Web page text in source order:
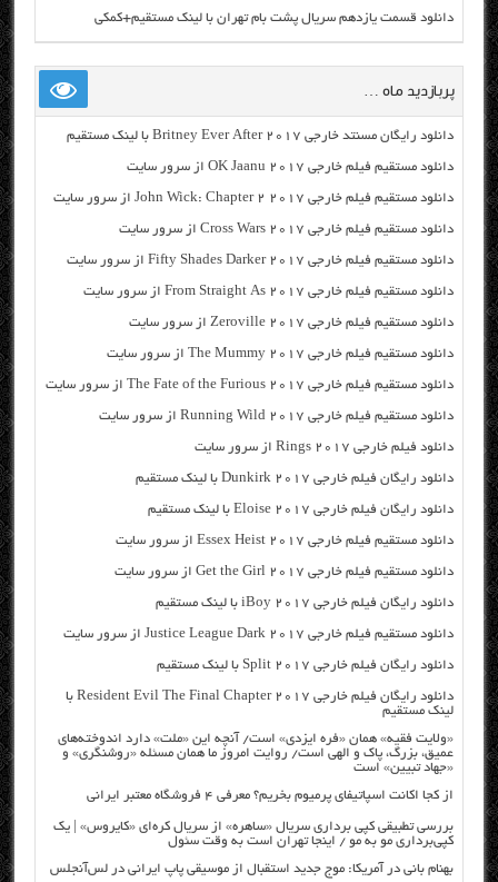
دانلود قسمت یازدهم سریال پشت بام تهران با لینک مستقیم+کمکی
پربازدید ماه …
دانلود رایگان مسنتد خارجی Britney Ever After 2017 با لینک مستقیم
دانلود مستقیم فیلم خارجی OK Jaanu 2017 از سرور سایت
دانلود مستقیم فیلم خارجی John Wick: Chapter 2 2017 از سرور سایت
دانلود مستقیم فیلم خارجی Cross Wars 2017 از سرور سایت
دانلود مستقیم فیلم خارجی Fifty Shades Darker 2017 از سرور سایت
دانلود مستقیم فیلم خارجی From Straight As 2017 از سرور سایت
دانلود مستقیم فیلم خارجی Zeroville 2017 از سرور سایت
دانلود مستقیم فیلم خارجی The Mummy 2017 از سرور سایت
دانلود مستقیم فیلم خارجی The Fate of the Furious 2017 از سرور سایت
دانلود مستقیم فیلم خارجی Running Wild 2017 از سرور سایت
دانلود فیلم خارجی Rings 2017 از سرور سایت
دانلود رایگان فیلم خارجی Dunkirk 2017 با لینک مستقیم
دانلود رایگان فیلم خارجی Eloise 2017 با لینک مستقیم
دانلود مستقیم فیلم خارجی Essex Heist 2017 از سرور سایت
دانلود مستقیم فیلم خارجی Get the Girl 2017 از سرور سایت
دانلود رایگان فیلم خارجی iBoy 2017 با لینک مستقیم
دانلود مستقیم فیلم خارجی Justice League Dark 2017 از سرور سایت
دانلود رایگان فیلم خارجی Split 2017 با لینک مستقیم
دانلود رایگان فیلم خارجی Resident Evil The Final Chapter 2017 با
لینک مستقیم
«ولایت فقیه» همان «فره ایزدی» است/ آنچه این «ملت» دارد اندوخته‌های
عمیق، بزرگ، پاک و الهی است/ روایت امروز ما همان مسئله «روشنگری» و
«جهاد تبیین» است
از کجا اکانت اسپاتیفای پرمیوم بخریم؟ معرفی ۴ فروشگاه معتبر ایرانی
بررسی تطبیقی کپی برداری سریال «ساهره» از سریال کره‌ای «کایروس» | یک
کپی‌برداری مو به مو / اینجا تهران است به وقت سئول
بهنام بانی در آمریکا: موج جدید استقبال از موسیقی پاپ ایرانی در لس‌آنجلس